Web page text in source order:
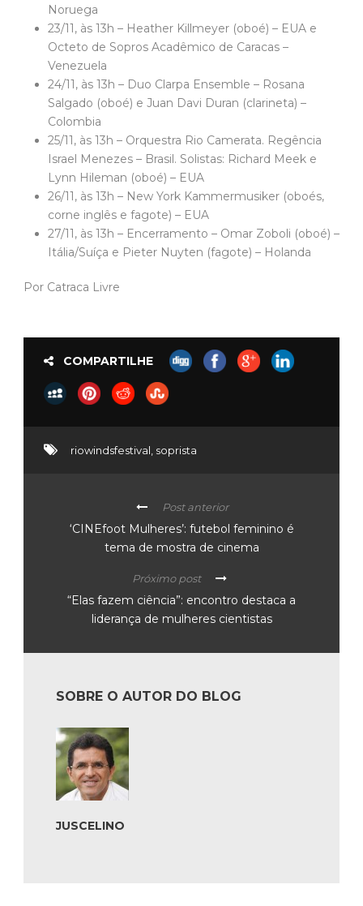
Noruega
23/11, às 13h – Heather Killmeyer (oboé) – EUA e
Octeto de Sopros Acadêmico de Caracas –
Venezuela
24/11, às 13h – Duo Clarpa Ensemble – Rosana
Salgado (oboé) e Juan Davi Duran (clarineta) –
Colombia
25/11, às 13h – Orquestra Rio Camerata. Regência
Israel Menezes – Brasil. Solistas: Richard Meek e
Lynn Hileman (oboé) – EUA
26/11, às 13h – New York Kammermusiker (oboés,
corne inglês e fagote) – EUA
27/11, às 13h – Encerramento – Omar Zoboli (oboé) –
Itália/Suíça e Pieter Nuyten (fagote) – Holanda
Por Catraca Livre
COMPARTILHE
riowindsfestival soprista
Post anterior
‘CINEfoot Mulheres’: futebol feminino é
tema de mostra de cinema
Próximo post
“Elas fazem ciência”: encontro destaca a
liderança de mulheres cientistas
SOBRE O AUTOR DO BLOG
JUSCELINO